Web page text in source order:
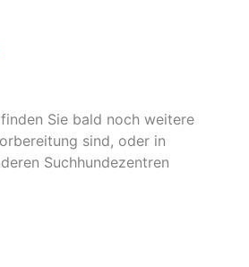
Sie bald noch weitere
sind, oder in
Suchhundezentren